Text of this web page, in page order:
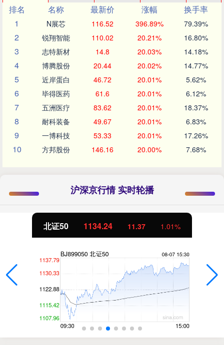
排名
名称 最新价 涨幅
换手率
1
N展芯 116.52 396.89% 79.39%
2 锐翔智能 110.02 20.21% 16.80%
3 志特新材 14.8 20.03% 14.18%
4 博腾股份 20.44 20.02% 14.77%
5 近岸蛋白 46.72 20.01% 5.62%
6 毕得医药 61.6 20.01% 6.12%
7 五洲医疗 83.62 20.01% 18.37%
8 耐科装备 49.67 20.01% 6.83%
9 一博科技 53.33 20.01% 17.26%
10 方邦股份 146.16 20.00% 7.68%
沪深京行情 实时轮播
北证50 1134.24 11.37 1.01%